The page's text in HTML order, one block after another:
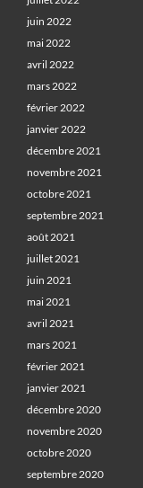
juin 2022
mai 2022
avril 2022
mars 2022
février 2022
janvier 2022
décembre 2021
novembre 2021
octobre 2021
septembre 2021
août 2021
juillet 2021
juin 2021
mai 2021
avril 2021
mars 2021
février 2021
janvier 2021
décembre 2020
novembre 2020
octobre 2020
septembre 2020